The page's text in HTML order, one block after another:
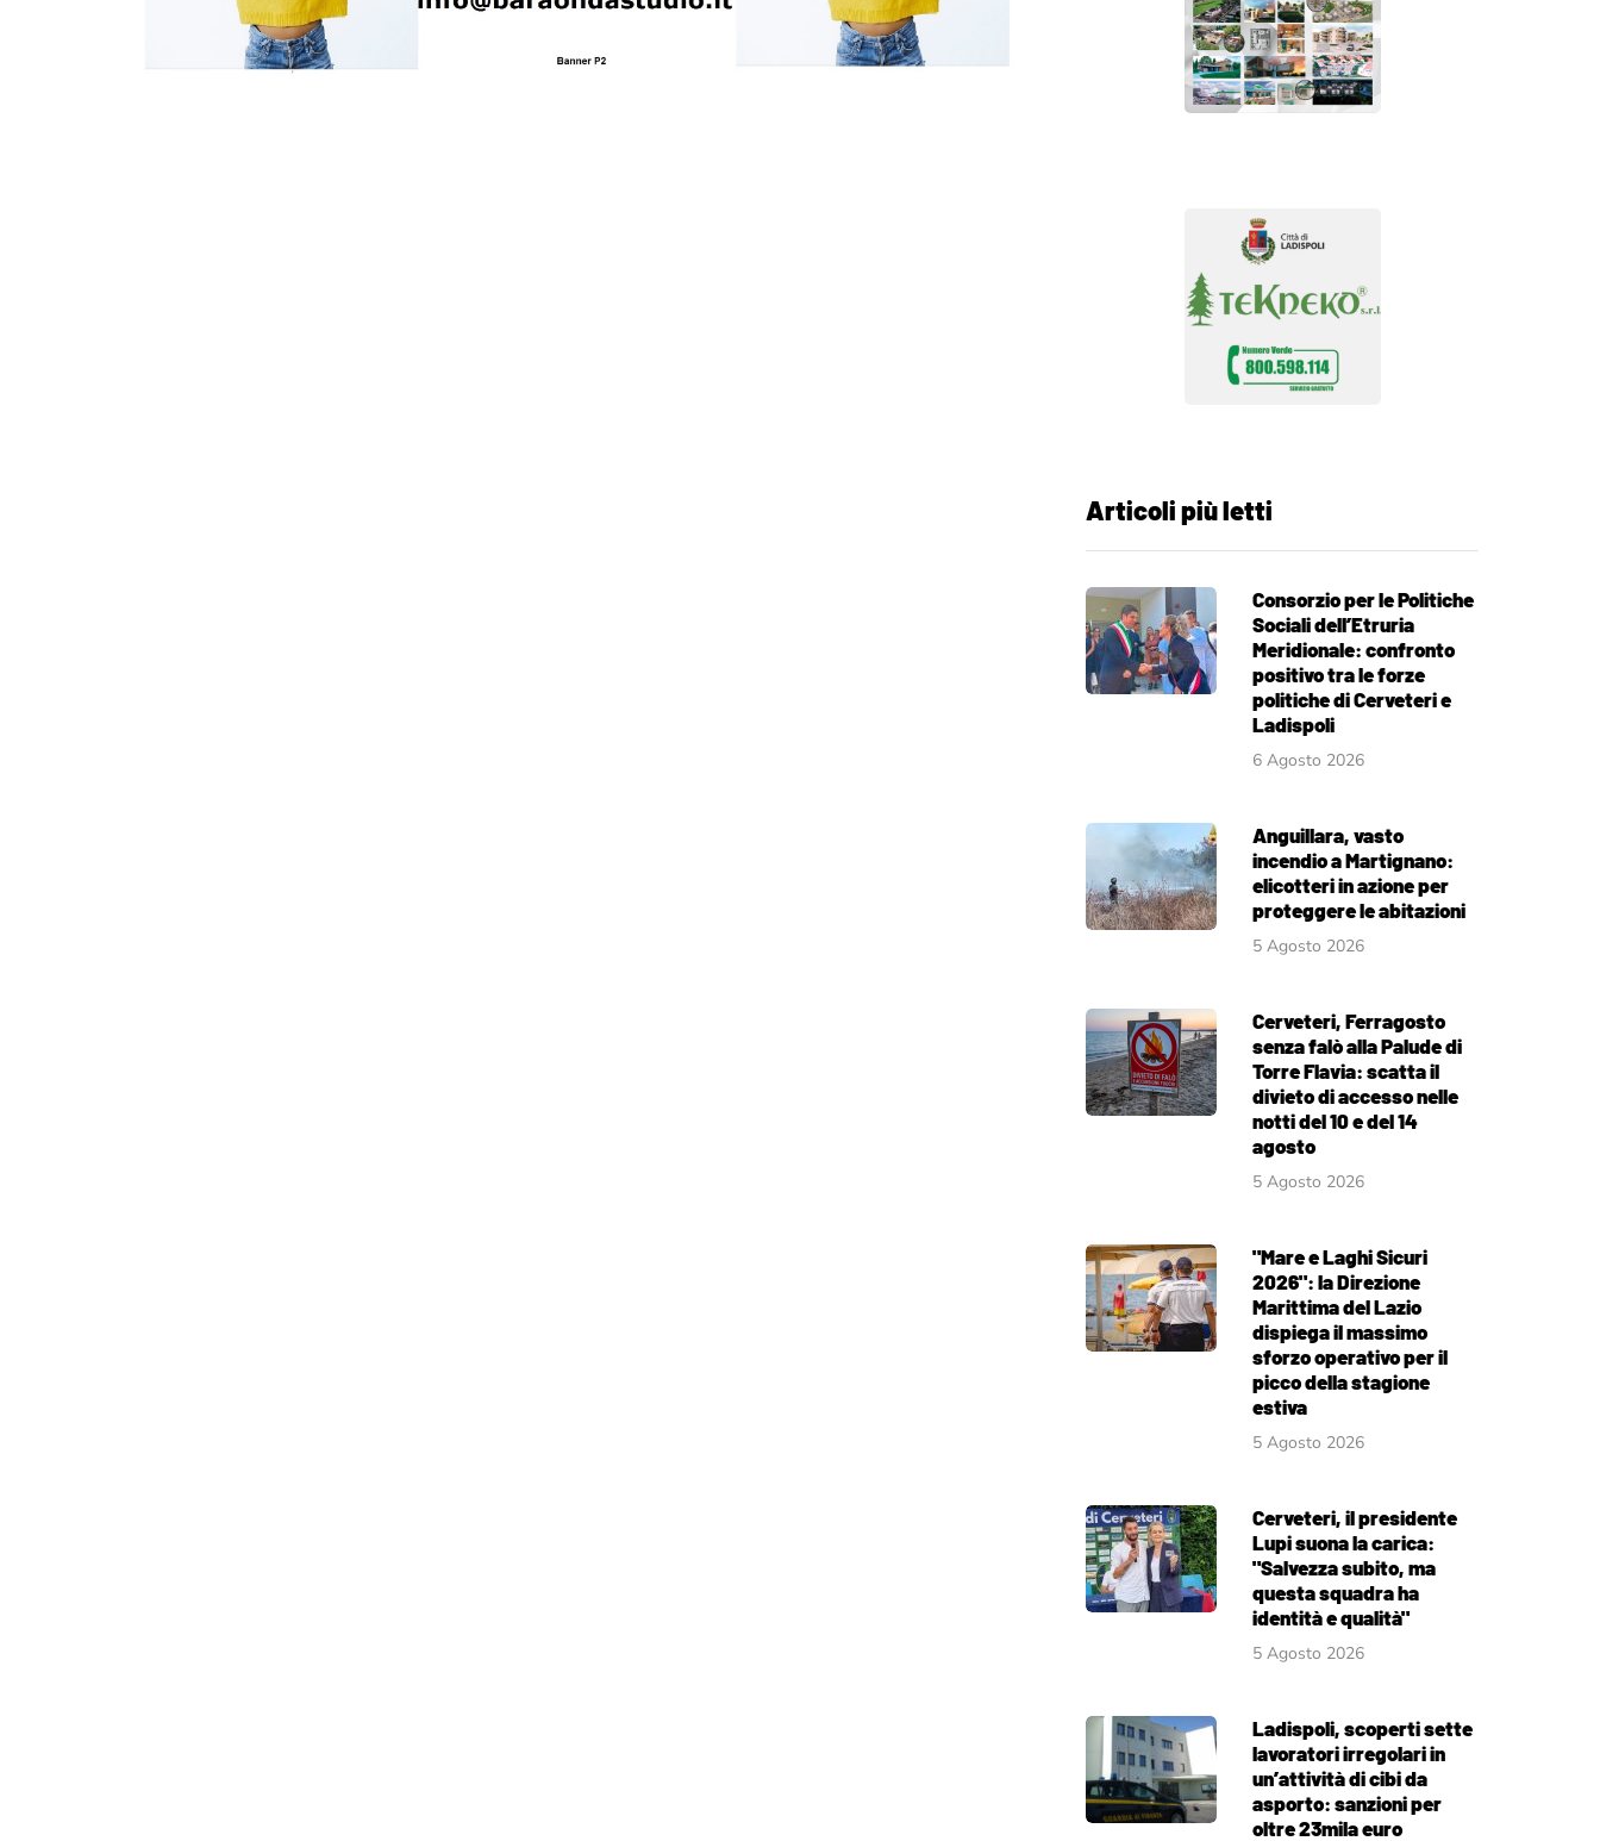
Articoli più letti
Consorzio per le Politiche
Sociali dell’Etruria
Meridionale: confronto
positivo tra le forze
politiche di Cerveteri e
Ladispoli
6 Agosto 2026
Anguillara, vasto
incendio a Martignano:
elicotteri in azione per
proteggere le abitazioni
5 Agosto 2026
Cerveteri, Ferragosto
senza falò alla Palude di
Torre Flavia: scatta il
divieto di accesso nelle
notti del 10 e del 14
agosto
5 Agosto 2026
"Mare e Laghi Sicuri
2026": la Direzione
Marittima del Lazio
dispiega il massimo
sforzo operativo per il
picco della stagione
estiva
5 Agosto 2026
Cerveteri, il presidente
Lupi suona la carica:
"Salvezza subito, ma
questa squadra ha
identità e qualità"
5 Agosto 2026
Ladispoli, scoperti sette
lavoratori irregolari in
un’attività di cibi da
asporto: sanzioni per
oltre 23mila euro